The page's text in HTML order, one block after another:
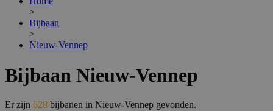
>
Bijbaan
>
Nieuw-Vennep
Bijbaan Nieuw-Vennep
Er zijn 628 bijbanen in Nieuw-Vennep gevonden.